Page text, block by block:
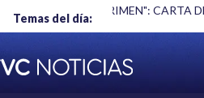
Temas del día:
"HABLAR NO ES UN CRIMEN": CARTA